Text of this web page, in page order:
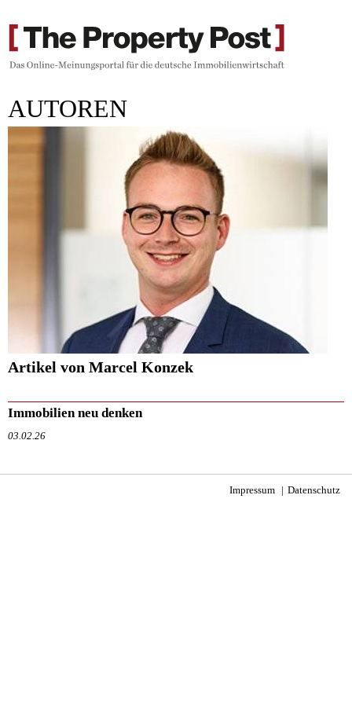
AUTOREN
Artikel von Marcel Konzek
Immobilien neu denken
03.02.26
Impressum Datenschutz